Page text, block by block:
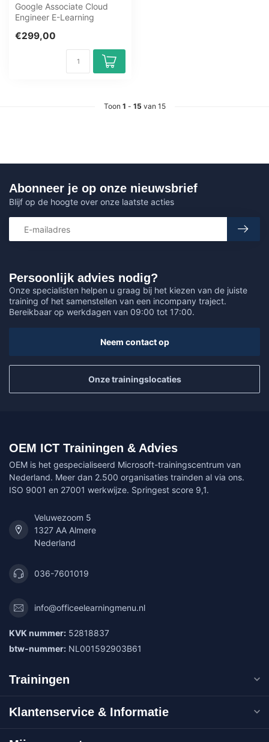
Google Associate Cloud
Engineer E-Learning
Quizzen Onli...
€299,00
Toon 1 - 15 van 15
Persoonlijk advies nodig?
Onze specialisten helpen u graag bij het kiezen van de juiste
training of het samenstellen van een incompany traject.
Bereikbaar op werkdagen van 09:00 tot 17:00.
Neem contact op
Onze trainingslocaties
Abonneer je op onze nieuwsbrief
Blijf op de hoogte over onze laatste acties
OEM ICT Trainingen & Advies
OEM is het gespecialiseerd Microsoft-trainingscentrum van
Nederland. Meer dan 2.500 organisaties trainden al via ons.
ISO 9001 en 27001 werkwijze. Springest score 9,1.
Veluwezoom 5
1327 AA Almere
Nederland
036-7601019
info@officeelearningmenu.nl
KVK nummer: 52818837
btw-nummer: NL001592903B61
Trainingen
Klantenservice & Informatie